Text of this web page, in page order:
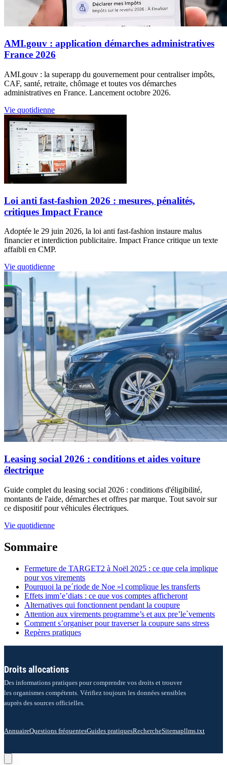
AMI.gouv : application démarches administratives
France 2026
AMI.gouv : la superapp du gouvernement pour centraliser impôts,
CAF, santé, retraite, chômage et toutes vos démarches
administratives en France. Lancement octobre 2026.
Vie quotidienne
Loi anti fast-fashion 2026 : mesures, pénalités,
critiques Impact France
Adoptée le 29 juin 2026, la loi anti fast-fashion instaure malus
financier et interdiction publicitaire. Impact France critique un texte
affaibli en CMP.
Vie quotidienne
Leasing social 2026 : conditions et aides voiture
électrique
Guide complet du leasing social 2026 : conditions d'éligibilité,
montants de l'aide, démarches et offres par marque. Tout savoir sur
ce dispositif pour véhicules électriques.
Vie quotidienne
Sommaire
Fermeture de TARGET2 à Noël 2025 : ce que cela implique
pour vos virements
Pourquoi la pe´riode de Noe »l complique les transferts
Effets imm’e’diats : ce que vos comptes afficheront
Alternatives qui fonctionnent pendant la coupure
Attention aux virements programme’s et aux pre’le`vements
Comment s’organiser pour traverser la coupure sans stress
Repères pratiques
Droits allocations
Des informations pratiques pour comprendre vos droits et trouver
les organismes compétents. Vérifiez toujours les données sensibles
auprès des sources officielles.
AnnuaireQuestions fréquentesGuides pratiquesRechercheSitemapllms.txt